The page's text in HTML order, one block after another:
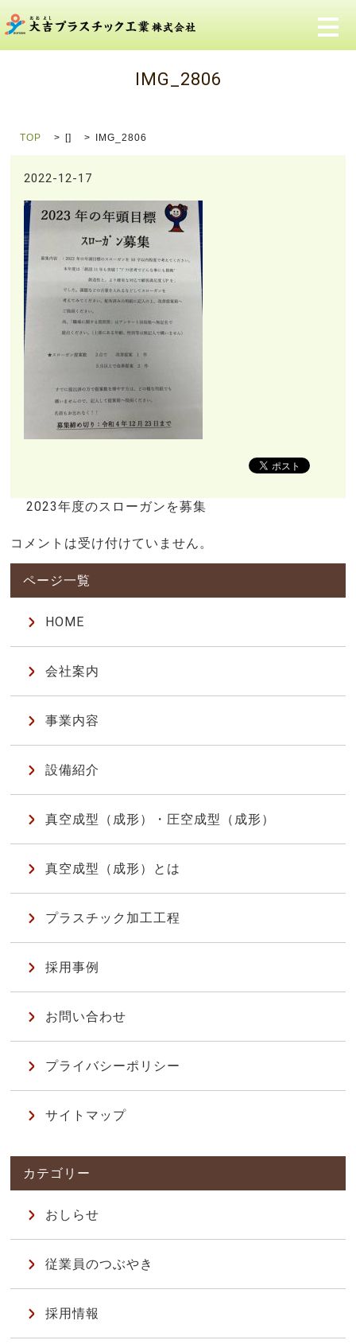
メ
IMG_2806
TOP [] IMG_2806
2022-12-17
2023年度のスローガンを募集
コメントは受け付けていません。
HOME
会社案内
事業内容
設備紹介
真空成型（成形）・圧空成型（成形）
真空成型（成形）とは
プラスチック加工工程
採用事例
お問い合わせ
プライバシーポリシー
サイトマップ
おしらせ
従業員のつぶやき
採用情報